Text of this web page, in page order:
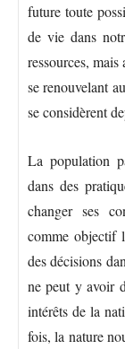
future toute
de vie dans
ressources, mais
se renouvelant
se considèrent
La population
dans des
changer ses
comme objectif
des décisions
ne peut y avoir
intérêts de la
fois, la nature